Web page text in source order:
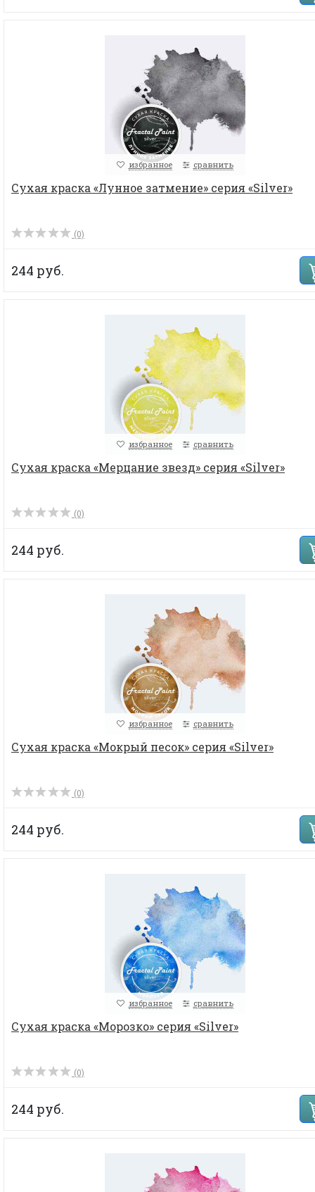
избранное сравнить
Сухая краска «Лунное затмение» серия «Silver»
(0)
244 руб.
избранное сравнить
Сухая краска «Мерцание звезд» серия «Silver»
(0)
244 руб.
избранное сравнить
Сухая краска «Мокрый песок» серия «Silver»
(0)
244 руб.
избранное сравнить
Сухая краска «Морозко» серия «Silver»
(0)
244 руб.